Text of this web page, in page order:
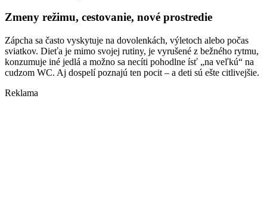
Zmeny režimu, cestovanie, nové prostredie
Zápcha sa často vyskytuje na dovolenkách, výletoch alebo počas
sviatkov. Dieťa je mimo svojej rutiny, je vyrušené z bežného rytmu,
konzumuje iné jedlá a možno sa necíti pohodlne ísť „na veľkú“ na
cudzom WC. Aj dospelí poznajú ten pocit – a deti sú ešte citlivejšie.
Reklama